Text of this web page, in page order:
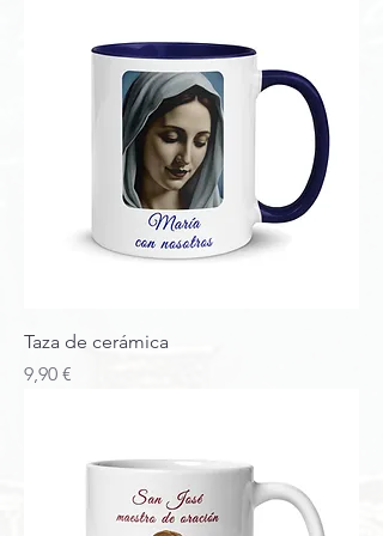
Taza de cerámica
Precio
9,90 €